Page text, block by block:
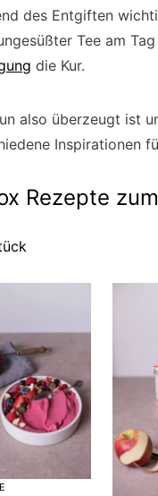
des Entgiften
Tee am
die Kur.
also überzeugt ist
Inspirationen
Rezepte